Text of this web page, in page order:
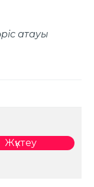
атауы
Жүктеу